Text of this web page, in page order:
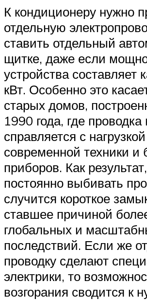
К кондиционеру нужно
отдельную
ставить отдельный
щитке, даже если
устройства составляет
кВт. Особенно это
старых домов,
1990 года, где проводка
справляется с
современной техники и
приборов. Как
постоянно выбивать
случится короткое
ставшее причиной
глобальных и
последствий. Если же
проводку сделают
электрики, то
возгорания сводится к